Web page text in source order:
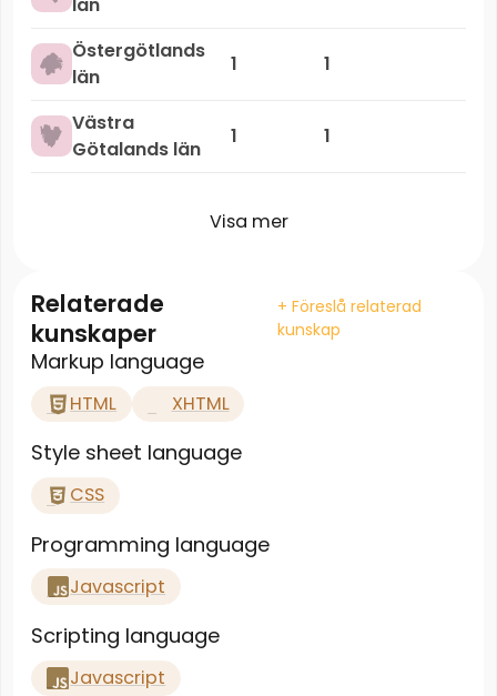
Östergötlands
län
1 1
Västra
Götalands län
1 1
Visa mer
Relaterade
kunskaper
+ Föreslå relaterad
kunskap
Markup language
HTML XHTML
Style sheet language
CSS
Programming language
Javascript
Scripting language
Javascript